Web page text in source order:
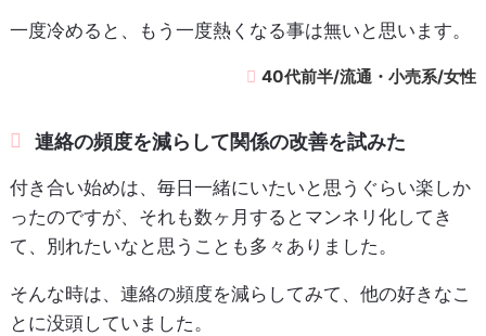
一度冷めると、もう一度熱くなる事は無いと思います。
40代前半/流通・小売系/女性
連絡の頻度を減らして関係の改善を試みた
付き合い始めは、毎日一緒にいたいと思うぐらい楽しか
ったのですが、それも数ヶ月するとマンネリ化してき
て、別れたいなと思うことも多々ありました。
そんな時は、連絡の頻度を減らしてみて、他の好きなこ
とに没頭していました。